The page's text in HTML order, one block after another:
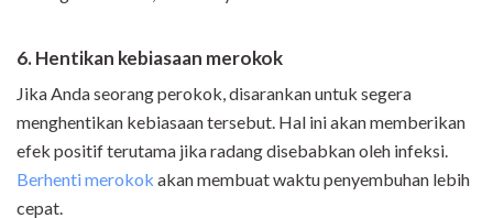
6. Hentikan kebiasaan merokok
Jika Anda seorang perokok, disarankan untuk segera
menghentikan kebiasaan tersebut. Hal ini akan memberikan
efek positif terutama jika radang disebabkan oleh infeksi.
Berhenti merokok akan membuat waktu penyembuhan lebih
cepat.